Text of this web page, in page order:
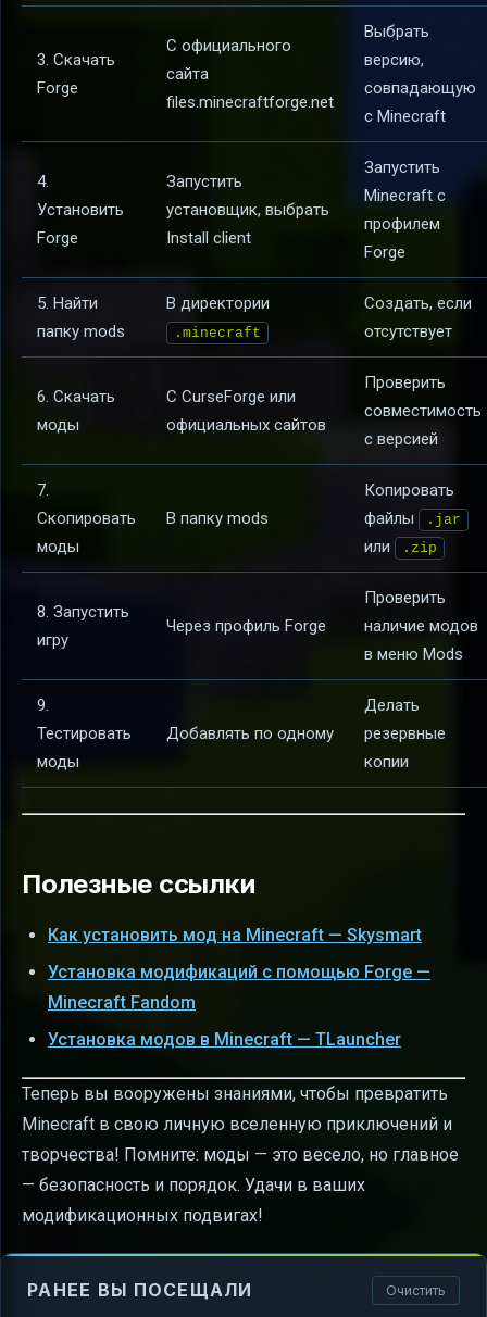
3. Скачать
Forge
С официального
сайта
files.minecraftforge.net
Выбрать
версию,
совпадающую
с Minecraft
4.
Установить
Forge
Запустить
установщик, выбрать
Install client
Запустить
Minecraft с
профилем
Forge
5. Найти
папку mods
В директории
.minecraft
Создать, если
отсутствует
6. Скачать
моды
С CurseForge или
официальных сайтов
Проверить
совместимость
с версией
7.
Скопировать
моды
В папку mods
Копировать
файлы
.jar
или .zip
8. Запустить
игру
Через профиль Forge
Проверить
наличие модов
в меню Mods
9.
Тестировать
моды
Добавлять по одному
Делать
резервные
копии
Полезные ссылки
Как установить мод на Minecraft — Skysmart
Установка модификаций с помощью Forge —
Minecraft Fandom
Установка модов в Minecraft — TLauncher
Теперь вы вооружены знаниями, чтобы превратить
Minecraft в свою личную вселенную приключений и
творчества! Помните: моды — это весело, но главное
— безопасность и порядок. Удачи в ваших
модификационных подвигах!
РАНЕЕ ВЫ ПОСЕЩАЛИ Очистить